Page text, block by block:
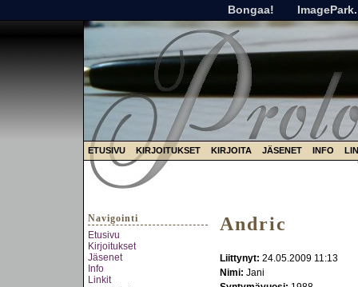
Bongaa!
ETUSIVU KIRJOITUKSET KIRJOITA JÄSENET INFO
Navigointi
Etusivu
Kirjoitukset
Jäsenet
Info
Linkit
Andric
Liittynyt: 24.05.2009 11:13
Nimi: Jani